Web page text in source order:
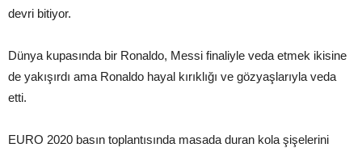
devri bitiyor.
Dünya kupasında bir Ronaldo, Messi finaliyle veda etmek ikisine
de yakışırdı ama Ronaldo hayal kırıklığı ve gözyaşlarıyla veda
etti.
EURO 2020 basın toplantısında masada duran kola şişelerini